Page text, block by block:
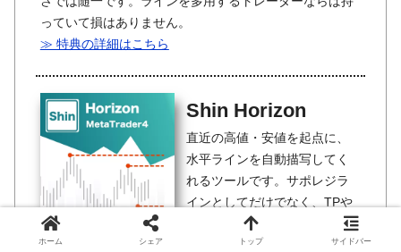
っていて損はありません。
≫ 特典の詳細はこちら
Shin Horizon
直近の高値・安値を起点に、
水平ラインを自動描写してく
れるツールです。サポレジラ
インとしてだけでなく、TPや
SLの目安としても活用できる
ラインです。自分で引くライ
ホーム シェア トップ サイドバー